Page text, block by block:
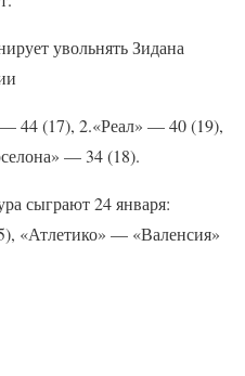
увольнять Зидана
44 (17), 2.«Реал» — 40 (19),
— 34 (18).
сыграют 24 января:
«Атлетико» — «Валенсия»